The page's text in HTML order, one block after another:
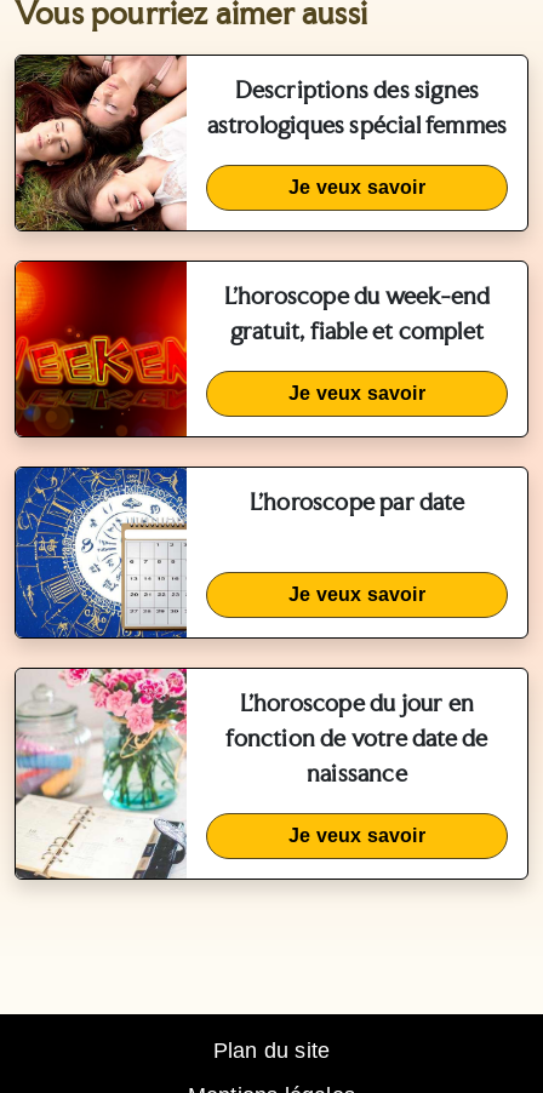
Vous pourriez aimer aussi
Descriptions des signes
astrologiques spécial femmes
Je veux savoir
L'horoscope du week-end
gratuit, fiable et complet
Je veux savoir
L'horoscope par date
Je veux savoir
L'horoscope du jour en
fonction de votre date de
naissance
Je veux savoir
Plan du site